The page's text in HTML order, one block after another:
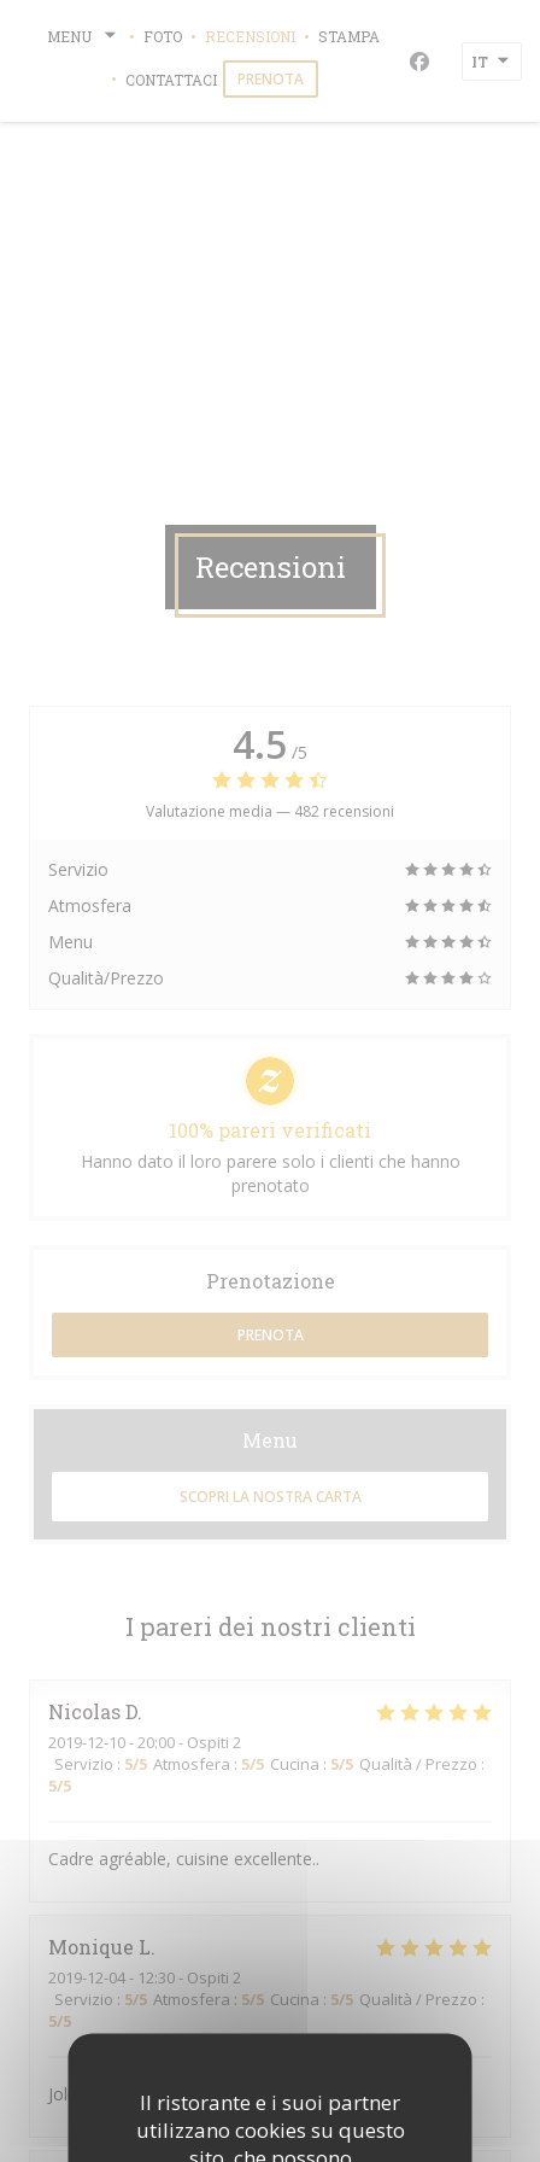
Il ristorante e i suoi partner
utilizzano cookies su questo
MENU FOTO RECENSIONI STAMPA
CONTATTACI PRENOTA Facebook
IT
Recensioni
I pareri dei nostri clienti
NicolasD
2019-12-10- 20:00 - Ospiti 2
Servizio : 5/5 Atmosfera : 5/5 Cucina : 5/5 Qualità / Prezzo :
5/5
Cadre agréable, cuisine excellente..
Monique L
2019-12-04- 12:30 - Ospiti 2
Servizio : 5/5 Atmosfera : 5/5 Cucina : 5/5 Qualità / Prezzo :
5/5
Joli cadre, nourriture rafinée et service rapide
4.5 /5
Valutazione media — 482 recensioni
Servizio
Atmosfera
Menu
Qualità/Prezzo
100% pareri verificati
Hanno dato il loro parere solo i clienti che hanno
prenotato
Prenotazione
PRENOTA
Menu
SCOPRI LA NOSTRA CARTA